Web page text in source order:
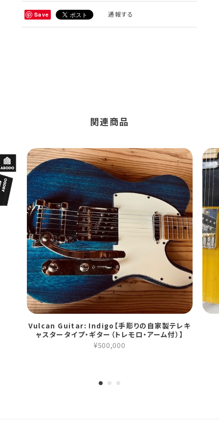
Save 通報する
関連商品
Vulcan Guitar: Indigo【手彫りの自家製テレキ
ャスタータイプ・ギター（トレモロ・アーム付）】
¥500,000